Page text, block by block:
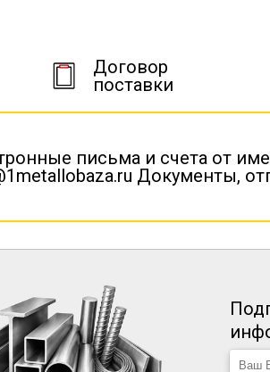
Договор
поставки
письма и счета от
Документы,